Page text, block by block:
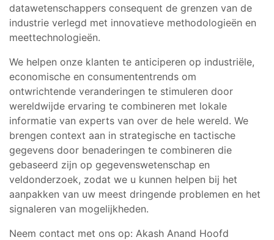
datawetenschappers consequent de grenzen van de
industrie verlegd met innovatieve methodologieën en
meettechnologieën.
We helpen onze klanten te anticiperen op industriële,
economische en consumententrends om
ontwrichtende veranderingen te stimuleren door
wereldwijde ervaring te combineren met lokale
informatie van experts van over de hele wereld. We
brengen context aan in strategische en tactische
gegevens door benaderingen te combineren die
gebaseerd zijn op gegevenswetenschap en
veldonderzoek, zodat we u kunnen helpen bij het
aanpakken van uw meest dringende problemen en het
signaleren van mogelijkheden.
Neem contact met ons op: Akash Anand Hoofd